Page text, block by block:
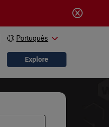
Português
Close search
Explore